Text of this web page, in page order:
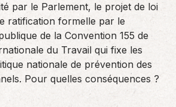
par le Parlement, le projet de loi
ratification formelle par le
de la Convention 155 de
du Travail qui fixe les
nationale de prévention des
Pour quelles conséquences ?